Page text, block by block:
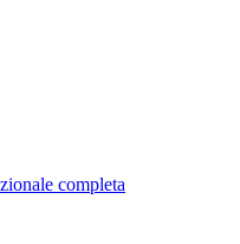
completa